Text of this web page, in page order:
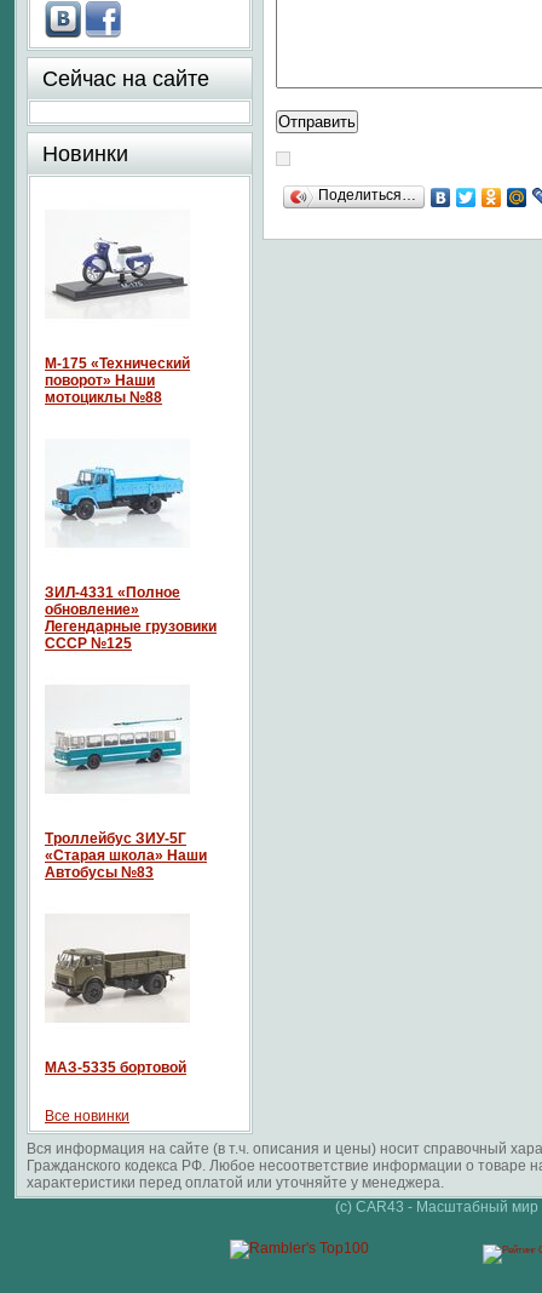
Поделиться…
Сейчас на сайте
Новинки
М-175 «Технический
поворот» Наши
мотоциклы №88
ЗИЛ-4331 «Полное
обновление»
Легендарные грузовики
СССР №125
Троллейбус ЗИУ-5Г
«Старая школа» Наши
Автобусы №83
МАЗ-5335 бортовой
Все новинки
Вся информация на сайте (в т.ч. описания и цены) носит справочный
Гражданского кодекса РФ. Любое несоответствие информации о
характеристики перед оплатой или уточняйте у менеджера.
(c) CAR43 - Масштабный мир